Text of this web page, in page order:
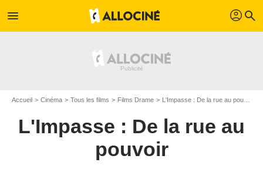
menu profil search
Accueil Cinéma Tous les films Films Drame L'Impasse : De la rue au pouvoir
L'Impasse : De la rue au
pouvoir